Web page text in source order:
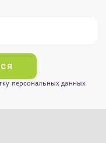
персональных данных